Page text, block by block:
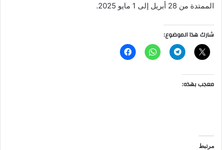
الممتدة من 28 أبريل إلى 1 مايو 2025.
شارك هذا الموضوع:
معجب بهذه:
مرتبط